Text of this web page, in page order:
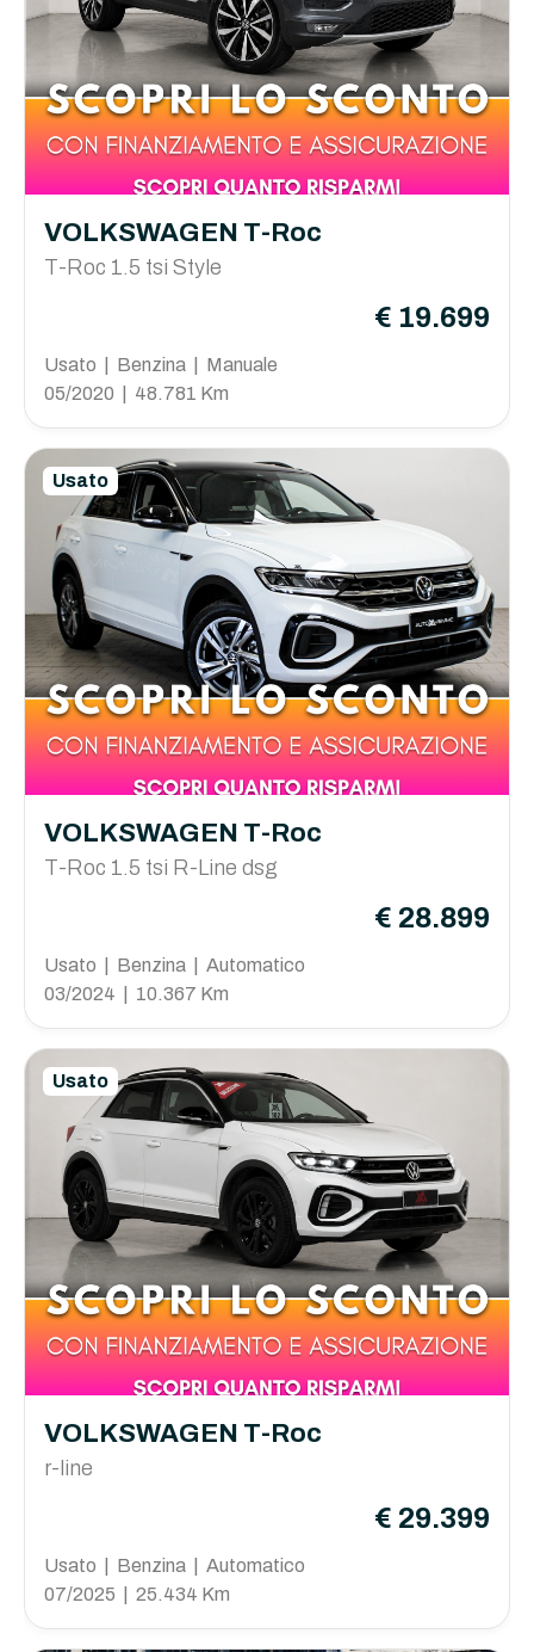
VOLKSWAGEN T-Roc
T-Roc 1.5 tsi Style
€ 19.699
Usato | Benzina | Manuale
05/2020 | 48.781 Km
Usato
VOLKSWAGEN T-Roc
T-Roc 1.5 tsi R-Line dsg
€ 28.899
Usato | Benzina | Automatico
03/2024 | 10.367 Km
Usato
VOLKSWAGEN T-Roc
r-line
€ 29.399
Usato | Benzina | Automatico
07/2025 | 25.434 Km